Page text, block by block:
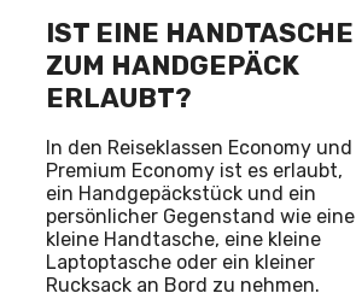
IST EINE HANDTASCHE
ZUM HANDGEPÄCK
ERLAUBT?
In den Reiseklassen Economy und
Premium Economy ist es erlaubt,
ein Handgepäckstück und ein
persönlicher Gegenstand wie eine
kleine Handtasche, eine kleine
Laptoptasche oder ein kleiner
Rucksack an Bord zu nehmen.